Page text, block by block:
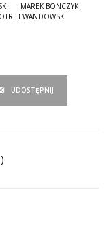
MAREK BONCZYK
LEWANDOWSKI
UDOSTĘPNIJ